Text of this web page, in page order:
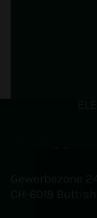
Gewerbezone 24
CH-6018